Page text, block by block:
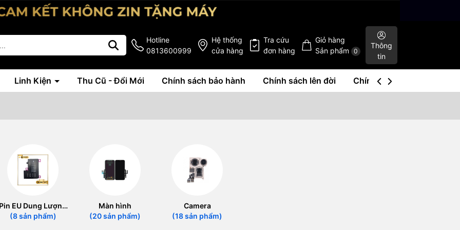
Hotline
0813600999
Hệ thống
cửa hàng
Tra cứu
đơn hàng
Giỏ hàng
Sản phẩm
0
Thông
tin
Linh Kiện Thu Cũ - Đổi Mới Chính sách bảo hành Chính sách lên đời Chính sách mua lại
Pin EU Dung Lượng
Cao
(8 sản phẩm)
Màn hình
(20 sản phẩm)
Camera
(18 sản phẩm)